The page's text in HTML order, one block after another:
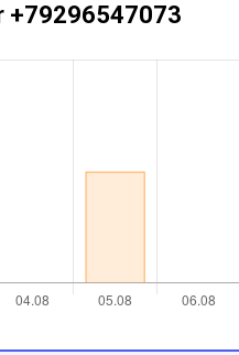
+79296547073